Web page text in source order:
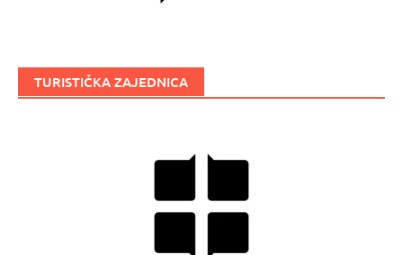
TURISTIČKA ZAJEDNICA